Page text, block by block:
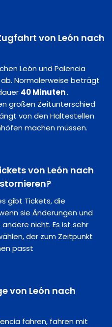
von León nach
León und Palencia
Normalerweise beträgt
40 Minuten.
großen Zeitunterschied
von den Haltestellen
machen müssen.
von León nach
gibt Tickets, die
sie Änderungen und
nicht. Es ist sehr
der zum Zeitpunkt
passt
von León nach
fahren, fahren mit